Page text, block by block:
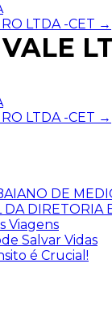
LTDA -CET →
LTDA -CET →
DE
Viagens
Salvar Vidas
é Crucial!